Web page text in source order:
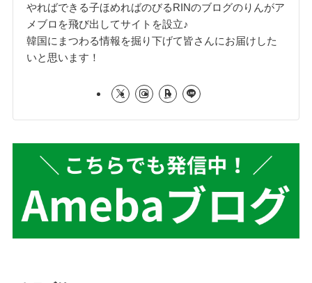
やればできる子ほめればのびるRINのブログのりんがア
メブロを飛び出してサイトを設立♪
韓国にまつわる情報を掘り下げて皆さんにお届けした
いと思います！